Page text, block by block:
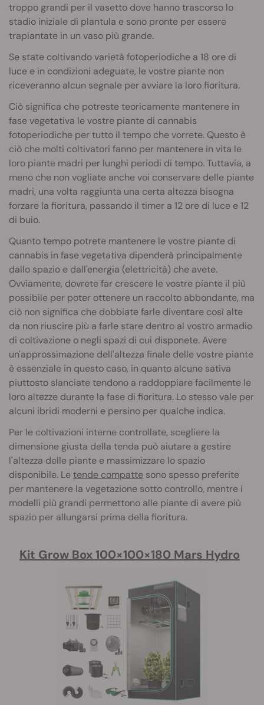
troppo grandi per il vasetto dove hanno trascorso lo
stadio iniziale di plantula e sono pronte per essere
trapiantate in un vaso più grande.
Se state coltivando varietà fotoperiodiche a 18 ore di
luce e in condizioni adeguate, le vostre piante non
riceveranno alcun segnale per avviare la loro fioritura.
Ciò significa che potreste teoricamente mantenere in
fase vegetativa le vostre piante di cannabis
fotoperiodiche per tutto il tempo che vorrete. Questo è
ciò che molti coltivatori fanno per mantenere in vita le
loro piante madri per lunghi periodi di tempo. Tuttavia, a
meno che non vogliate anche voi conservare delle piante
madri, una volta raggiunta una certa altezza bisogna
forzare la fioritura, passando il timer a 12 ore di luce e 12
di buio.
Quanto tempo potrete mantenere le vostre piante di
cannabis in fase vegetativa dipenderà principalmente
dallo spazio e dall'energia (elettricità) che avete.
Ovviamente, dovrete far crescere le vostre piante il più
possibile per poter ottenere un raccolto abbondante, ma
ciò non significa che dobbiate farle diventare così alte
da non riuscire più a farle stare dentro al vostro armadio
di coltivazione o negli spazi di cui disponete. Avere
un'approssimazione dell'altezza finale delle vostre piante
è essenziale in questo caso, in quanto alcune sativa
piuttosto slanciate tendono a raddoppiare facilmente le
loro altezze durante la fase di fioritura. Lo stesso vale per
alcuni ibridi moderni e persino per qualche indica.
Per le coltivazioni interne controllate, scegliere la
dimensione giusta della tenda può aiutare a gestire
l'altezza delle piante e massimizzare lo spazio
disponibile. Letende compatte sono spesso preferite
per mantenere la vegetazione sotto controllo, mentre i
modelli più grandi permettono alle piante di avere più
spazio per allungarsi prima della fioritura.
Kit Grow Box 100×100×180 Mars Hydro